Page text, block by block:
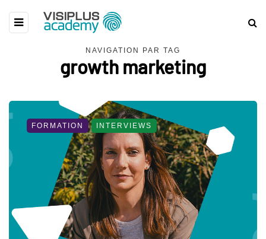
NAVIGATION PAR TAG
growth marketing
FORMATION INTERVIEWS